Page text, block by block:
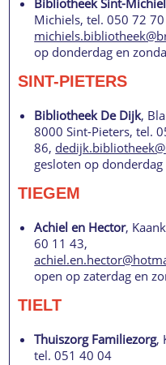
Michiels, tel. 050 72
op donderdag en
SINT-PIETERS
Bibliotheek De Dijk,
8000 Sint-Pieters, tel.
86,
gesloten op donderdag
TIEGEM
Achiel en Hector,
60 11 43,
open op zaterdag en
TIELT
Thuiszorg Familiezorg,
tel. 051 40 04